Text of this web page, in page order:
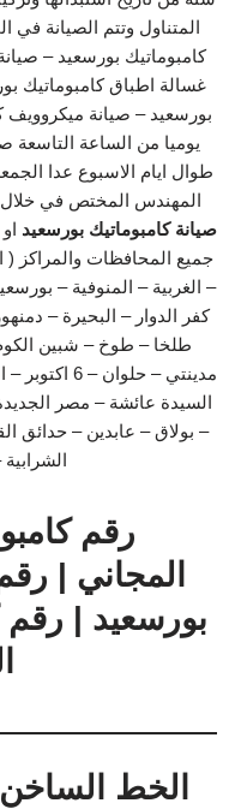
المتناول وتتم الصيانة
كامبوماتيك بورسعيد –
غسالة اطباق كامبوماتيك
بورسعيد – صيانة ميكروويف
يوميا من الساعة التاسعة
طوال ايام الاسبوع عدا
المهندس المختص في خلال 24 ساعة عمل اتصل الان
صيانة كامبوماتيك بورسعيد
جميع المحافظات والمراكز (
– الغربية – المنوفية –
كفر الدوار – البحيرة –
طلخا – طوخ – شبين
مدينتي –
السيدة عائشة – مصر
– بولاق – عابدين – حدائق
رقم
المجاني |
بورسعيد | رقم
الخط الساخن